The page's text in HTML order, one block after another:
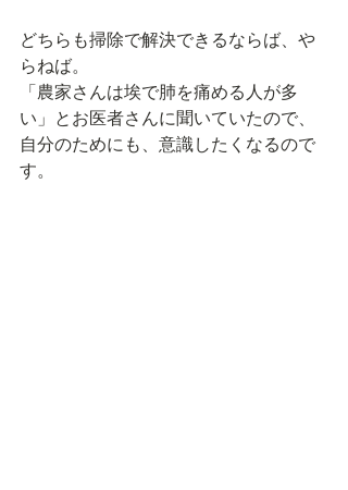
どちらも掃除で解決できるならば、や
らねば。
「農家さんは埃で肺を痛める人が多
い」とお医者さんに聞いていたので、
自分のためにも、意識したくなるので
す。